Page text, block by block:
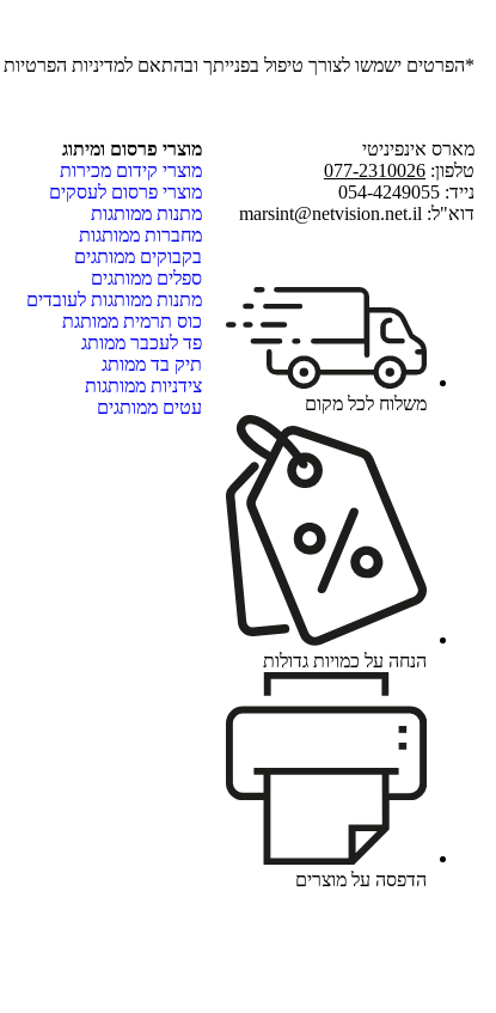
*הפרטים ישמשו לצורך טיפול בפנייתך ובהתאם למדיניות הפרטיות
מארס אינפיניטי
טלפון: 077-2310026
נייד: 054-4249055
דוא"ל: marsint@netvision.net.il
משלוח לכל מקום
הנחה על כמויות גדולות
הדפסה על מוצרים
מוצרי פרסום ומיתוג
מוצרי קידום מכירות
מוצרי פרסום לעסקים
מתנות ממותגות
מחברות ממותגות
בקבוקים ממותגים
ספלים ממותגים
מתנות ממותגות לעובדים
כוס תרמית ממותגת
פד לעכבר ממותג
תיק בד ממותג
צידניות ממותגות
עטים ממותגים